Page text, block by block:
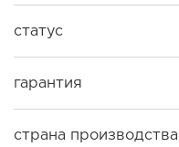
статус
гарантия
страна производства